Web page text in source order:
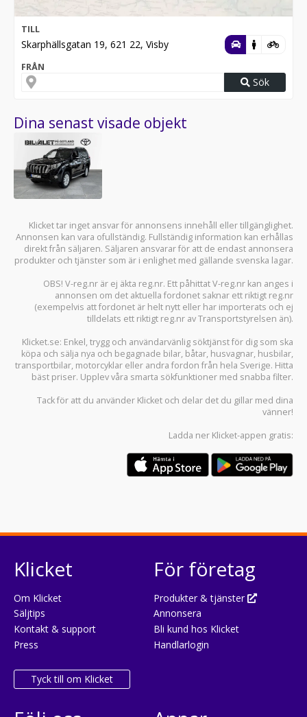
TILL
Skarphällsgatan 19, 621 22, Visby
FRÅN
Sök
Dina senast visade objekt
Klicket tar inget ansvar för annonsens innehåll eller tillgänglighet.
Annonsen kan vara ofullständig. Fullständig information kan erhållas
direkt från säljaren. Säljaren ansvarar för att de endast annonsera
produkter och tjänster som är i enlighet med gällande svenska lagar.
OBS! V-reg.nr är ej äkta reg.nr. Ett påhittat V-reg.nr kan anges i
annonsen om det aktuella fordonet saknar ett riktigt reg.nr
(exempelvis att fordonet är helt nytt eller har importerats och ej
tilldelats ett riktigt reg.nr av Transportstyrelsen än).
Klicket.se: Enkel, trygg och användarvänlig söktjänst för dig som ska
köpa och sälja nya och begagnade bilar, båtar, husvagnar, husbilar,
transportbilar, motorcyklar eller andra fordon från hela Sverige. Hitta
bäst priser. Upplev våra smarta sökfunktioner med snabba filter.
Tack för att du använder Klicket och delar det du gillar med dina
vänner!
Ladda ner Klicket-appen gratis:
Klicket
Om Klicket
Säljtips
Kontakt & support
Press
Tyck till om Klicket
För företag
Produkter & tjänster
Annonsera
Bli kund hos Klicket
Handlarlogin